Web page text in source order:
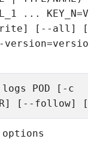
...
[--all] [--
version=version]
POD [-c
[--follow]